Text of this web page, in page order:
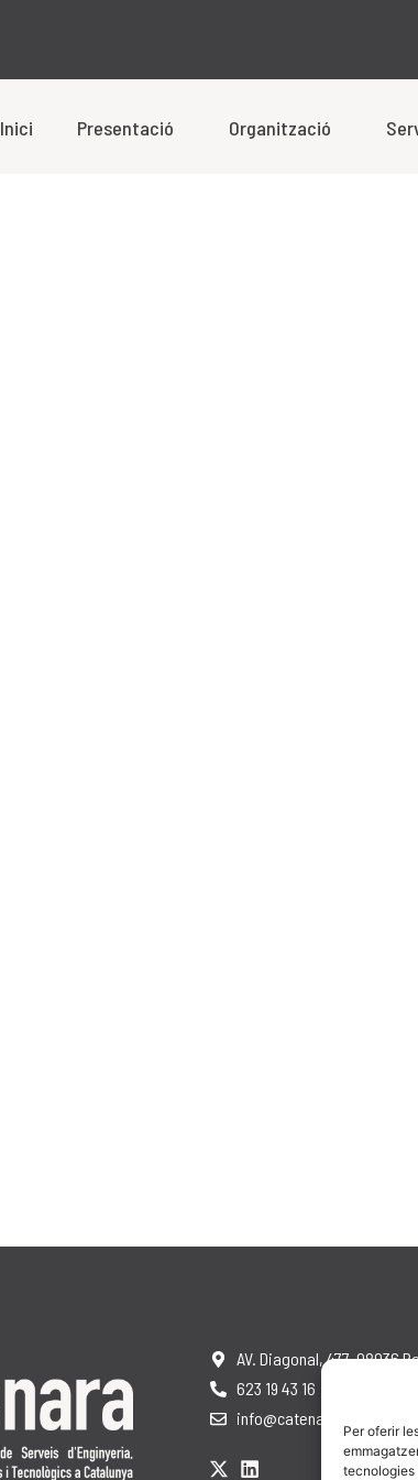
Per oferir
tecnologies
Inici Presentació Organització
AV. Diagonal, 477, 08036
623 19 43 16
info@catenara.cat